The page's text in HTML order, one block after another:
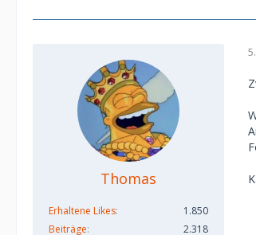
Thomas
Erhaltene Likes
1.850
Beiträge
2.318